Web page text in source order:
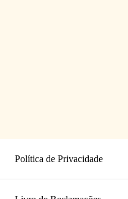
Política de Privacidade